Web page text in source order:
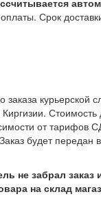
Срок
заказа
от тарифов
будет
не забрал
на склад